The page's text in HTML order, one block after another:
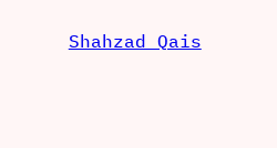
Shahzad Qais